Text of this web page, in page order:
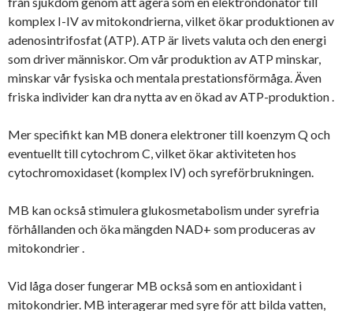
komplex I-IV av mitokondrierna, vilket ökar produktionen av
adenosintrifosfat (ATP). ATP är livets valuta och den energi
som driver människor. Om vår produktion av ATP minskar,
minskar vår fysiska och mentala prestationsförmåga. Även
friska individer kan dra nytta av en ökad av ATP-produktion .
Mer specifikt kan MB donera elektroner till koenzym Q och
eventuellt till cytochrom C, vilket ökar aktiviteten hos
cytochromoxidaset (komplex IV) och syreförbrukningen.
MB kan också stimulera glukosmetabolism under syrefria
förhållanden och öka mängden NAD+ som produceras av
mitokondrier .
Vid låga doser fungerar MB också som en antioxidant i
mitokondrier. MB interagerar med syre för att bilda vatten,